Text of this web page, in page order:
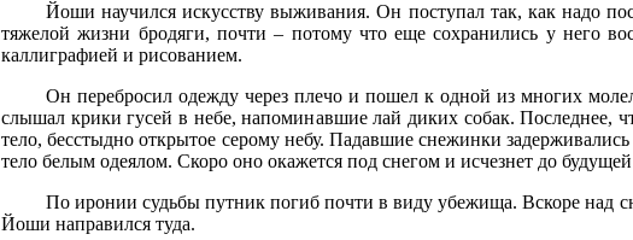
Йоши научился искусству выживания. Он поступал так, как надо
тяжелой жизни бродяги, почти – потому что еще сохранились у него
каллиграфией и рисованием.
Он перебросил одежду через плечо и пошел к одной из многих
слышал крики гусей в небе, напоминавшие лай диких собак. Последнее,
тело, бесстыдно открытое серому небу. Падавшие снежинки
тело белым одеялом. Скоро оно окажется под снегом и исчезнет до
По иронии судьбы путник погиб почти в виду убежища. Вскоре
Йоши направился туда.